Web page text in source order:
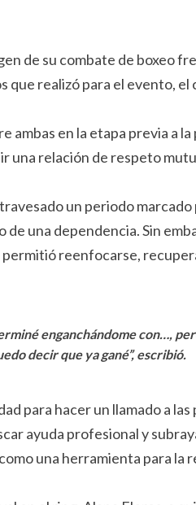
de su combate de boxeo
realizó para el evento, el
ambas en la etapa previa a
una relación de respeto
un periodo
una dependencia. Sin
reenfocarse,
enganchándome con…,
decir que ya gané”, escribió.
para hacer un llamado a
ayuda profesional y
una herramienta para la